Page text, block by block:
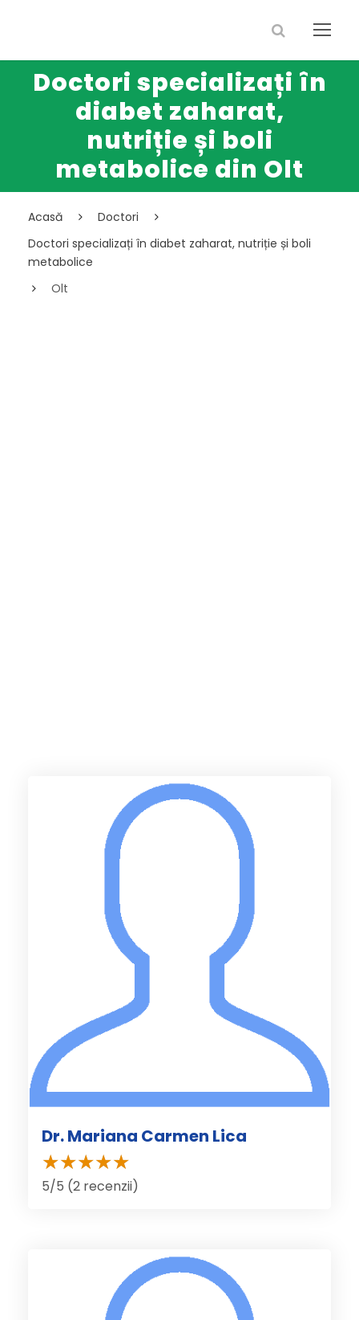
Doctori specializați în
diabet zaharat,
nutriție și boli
metabolice din Olt
Acasă
Doctori
Doctori specializați în diabet zaharat, nutriție și boli
metabolice
Olt
Dr. Mariana Carmen Lica
5/5 (2 recenzii)